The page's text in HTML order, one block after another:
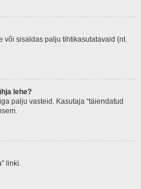
või sisaldas palju tihtikasutatavaid (nt.
lehe?
palju vasteid. Kasutaja “täiendatud
linki.